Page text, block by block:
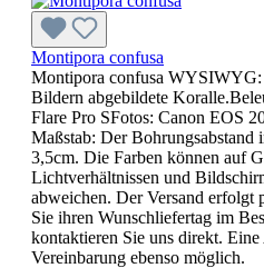
Montipora confusa
Montipora confusa WYSIWYG:
Bildern abgebildete
Flare Pro SFotos: Canon EOS
Maßstab: Der Bohrungsabstand
3,5cm. Die Farben können auf
Lichtverhältnissen und
abweichen. Der Versand erfolgt
Sie ihren Wunschliefertag im
kontaktieren Sie uns direkt.
Vereinbarung ebenso möglich.